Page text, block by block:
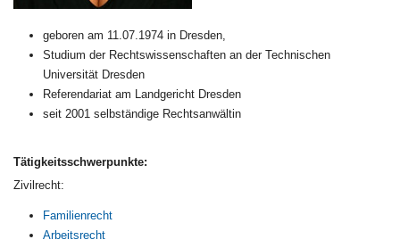
geboren am 11.07.1974 in Dresden,
Studium der Rechtswissenschaften an der Technischen
Universität Dresden
Referendariat am Landgericht Dresden
seit 2001 selbständige Rechtsanwältin
Tätigkeitsschwerpunkte:
Zivilrecht:
Familienrecht
Arbeitsrecht